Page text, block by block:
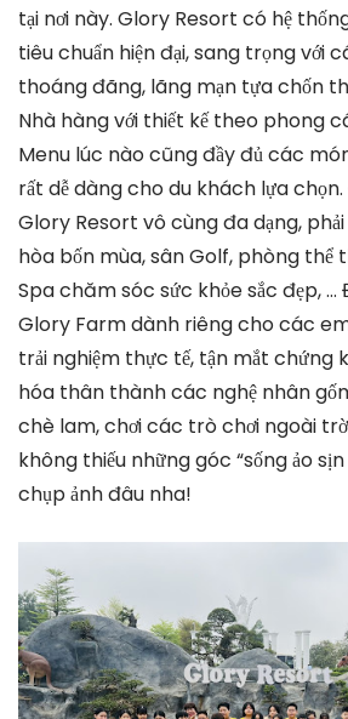
tại nơi này. Glory Resort có hệ
tiêu chuẩn hiện đại, sang trọng với
thoáng đãng, lãng mạn tựa chốn
Nhà hàng với thiết kế theo phong
Menu lúc nào cũng đầy đủ các
rất dễ dàng cho du khách lựa
Glory Resort vô cùng đa dạng, phải
hòa bốn mùa, sân Golf, phòng thể
Spa chăm sóc sức khỏe sắc đẹp, …
Glory Farm dành riêng cho các
trải nghiệm thực tế, tận mắt chứng
hóa thân thành các nghệ nhân
chè lam, chơi các trò chơi ngoài
không thiếu những góc “sống ảo
chụp ảnh đâu nha!